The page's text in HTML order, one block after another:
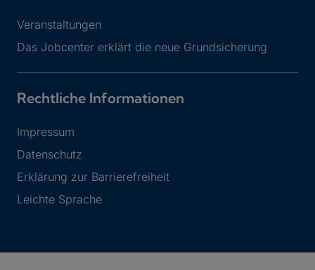
Veranstaltungen
Das Jobcenter erklärt die neue Grundsicherung
Rechtliche Informationen
Impressum
Datenschutz
Erklärung zur Barrierefreiheit
Leichte Sprache